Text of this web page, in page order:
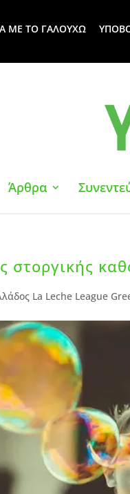
ΜΕ ΤΟ ΓΑΛΟΥΧΩ
Άρθρα
στοργικής
La Leche League